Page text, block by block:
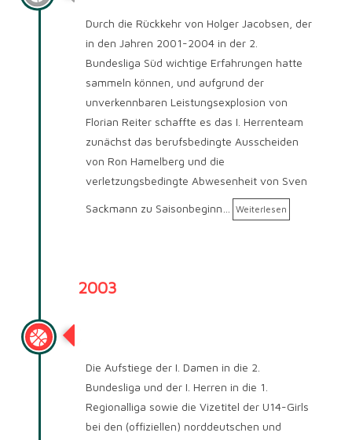
Durch die Rückkehr von Holger Jacobsen, der
in den Jahren 2001-2004 in der 2.
Bundesliga Süd wichtige Erfahrungen hatte
sammeln können, und aufgrund der
unverkennbaren Leistungsexplosion von
Florian Reiter schaffte es das I. Herrenteam
zunächst das berufsbedingte Ausscheiden
von Ron Hamelberg und die
verletzungsbedingte Abwesenheit von Sven
Sackmann zu Saisonbeginn… Weiterlesen
2003
Die Aufstiege der I. Damen in die 2.
Bundesliga und der I. Herren in die 1.
Regionalliga sowie die Vizetitel der U14-Girls
bei den (offiziellen) norddeutschen und